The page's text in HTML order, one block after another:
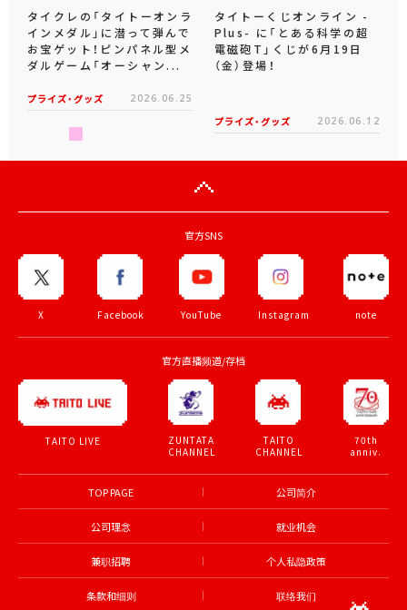
タイクレの「タイトーオンラ
インメダル」に潜って弾んで
お宝ゲット！ピンパネル型メ
ダルゲーム「オーシャン...
プライズ・グッズ 2026.06.25
タイトーくじオンライン -
Plus- に「とある科学の超
電磁砲T」くじが6月19日
（金）登場！
プライズ・グッズ 2026.06.12
官方SNS
X Facebook YouTube Instagram note
官方直播频道/存档
TAITO LIVE
ZUNTATA
CHANNEL
TAITO
CHANNEL
70th
anniv.
TOP PAGE 公司简介
公司理念 就业机会
兼职招聘 个人私隐政策
条款和细则 联络我们